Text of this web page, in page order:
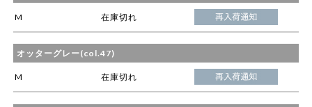
M 在庫切れ
オッターグレー(col.47)
M 在庫切れ